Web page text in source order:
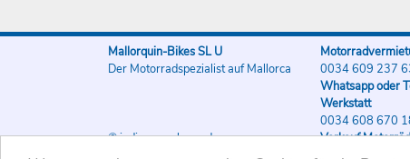
Mallorquin-Bikes SL U
Der Motorradspezialist auf Mallorca
© indigo-werbung.de
0034 609 237
Whatsapp oder
Werkstatt
0034 608 670
Verkauf
0034 608 670